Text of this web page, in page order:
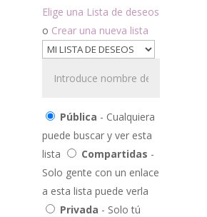
Elige una Lista de deseos
o Crear una nueva lista
Pública - Cualquiera
puede buscar y ver esta
lista
Compartidas -
Solo gente con un enlace
a esta lista puede verla
Privada - Solo tú